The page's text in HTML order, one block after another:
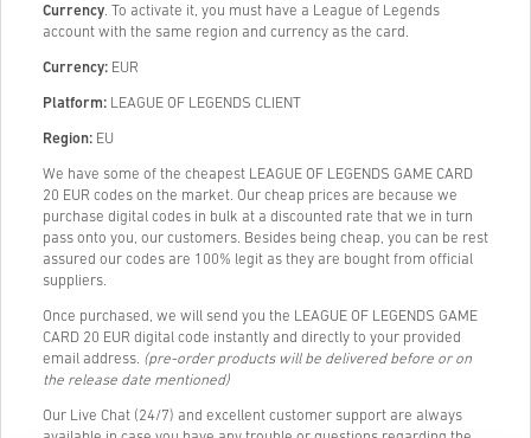
Currency. To activate it, you must have a League of Legends
account with the same region and currency as the card.
Currency: EUR
Platform: LEAGUE OF LEGENDS CLIENT
Region: EU
We have some of the cheapest LEAGUE OF LEGENDS GAME CARD
20 EUR codes on the market. Our cheap prices are because we
purchase digital codes in bulk at a discounted rate that we in turn
pass onto you, our customers. Besides being cheap, you can be rest
assured our codes are 100% legit as they are bought from official
suppliers.
Once purchased, we will send you the LEAGUE OF LEGENDS GAME
CARD 20 EUR digital code instantly and directly to your provided
email address. (pre-order products will be delivered before or on
the release date mentioned)
Our Live Chat (24/7) and excellent customer support are always